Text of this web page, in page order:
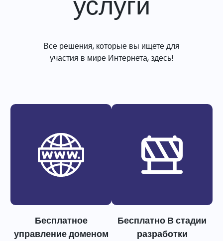
Все решения, которые вы ищете для
участия в мире Интернета, здесь!
Бесплатное
управление доменом
Бесплатно В стадии
разработки